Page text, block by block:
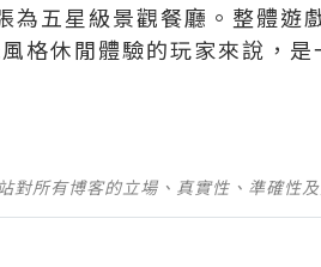
為五星級景觀餐廳。整體遊
格休閒體驗的玩家來說，
所有博客的立場、真實性、準確性